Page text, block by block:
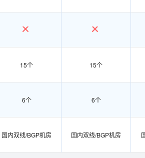
15个 15个
6个 6个
国内双线/BGP机房 国内双线/BGP机房